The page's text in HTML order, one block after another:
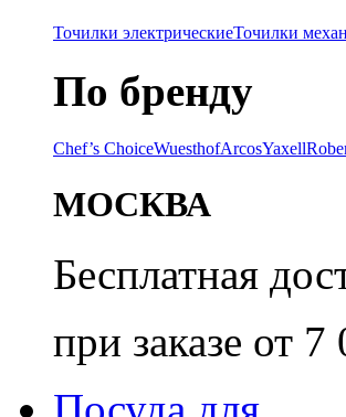
Точилки электрическиеТочилки
По бренду
Chef’s ChoiceWuesthofArcosYaxell
МОСКВА
Бесплатная
при заказе от 7